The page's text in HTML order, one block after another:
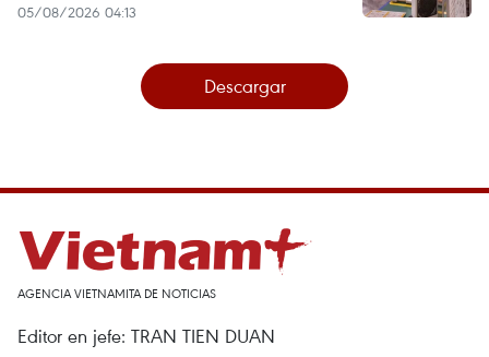
05/08/2026 04:13
Descargar
AGENCIA VIETNAMITA DE NOTICIAS
Editor en jefe: TRAN TIEN DUAN